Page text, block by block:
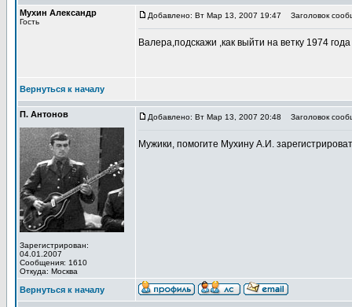
Мухин Александр
Гость
Добавлено: Вт Мар 13, 2007 19:47 Заголовок
Валера,подскажи ,как выйти на ветку 1974
Вернуться к началу
П. Антонов
Зарегистрирован:
04.01.2007
Сообщения: 1610
Откуда: Москва
Добавлено: Вт Мар 13, 2007 20:48 Заголовок
Мужики, помогите Мухину А.И.
Вернуться к началу